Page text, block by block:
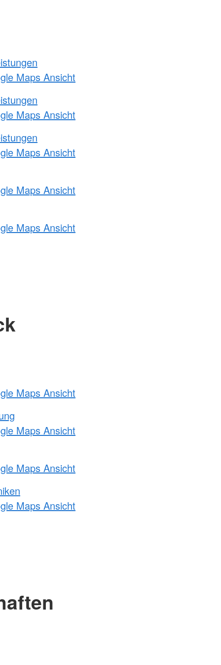
Maps Ansicht
Maps Ansicht
Maps Ansicht
Maps Ansicht
Maps Ansicht
Maps Ansicht
Maps Ansicht
Maps Ansicht
Maps Ansicht